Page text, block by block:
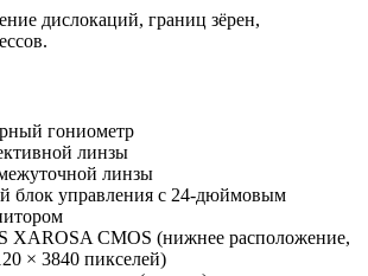
дислокаций, границ зёрен,
гониометр
линзы
линзы
блок управления с 24-дюймовым
XAROSA CMOS (нижнее расположение,
× 3840 пикселей)